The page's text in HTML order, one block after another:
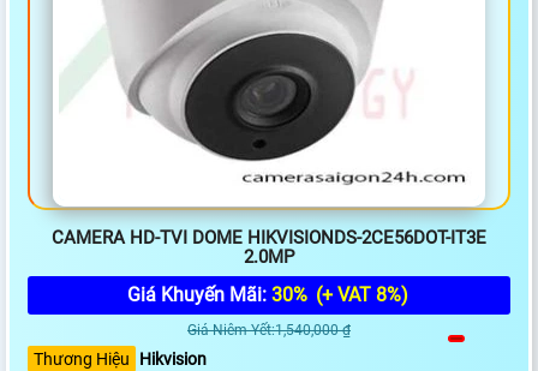
CAMERA HD-TVI DOME HIKVISIONDS-2CE56DOT-IT3E
2.0MP
Giá Khuyến Mãi: 30% (+ VAT 8%)
Giá Niêm Yết:1,540,000 ₫
Thương Hiệu
Hikvision